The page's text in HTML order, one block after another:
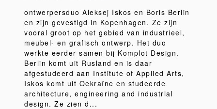
ontwerpersduo Aleksej Iskos en Boris Berlin
en zijn gevestigd in Kopenhagen. Ze zijn
vooral groot op het gebied van industrieel,
meubel- en grafisch ontwerp. Het duo
werkte eerder samen bij Komplot Design.
Berlin komt uit Rusland en is daar
afgestudeerd aan Institute of Applied Arts,
Iskos komt uit Oekraïne en studeerde
architecture, engineering and industrial
design. Ze zien d...